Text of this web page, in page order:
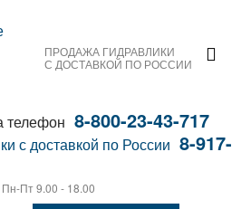
ПРОДАЖА ГИДРАВЛИКИ
С ДОСТАВКОЙ ПО РОССИИ
8-800-23-43-717
8-917-
Пн-Пт 9.00 - 18.00